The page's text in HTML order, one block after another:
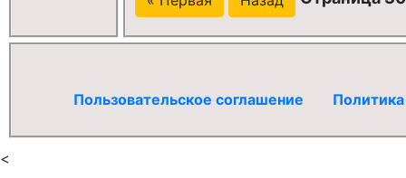
Пользовательское соглашение
<